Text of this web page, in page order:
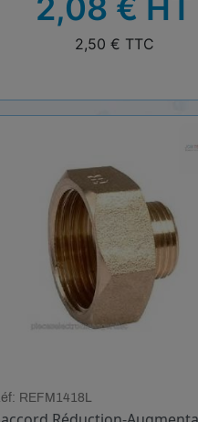
2,08 € HT
2,50 € TTC
REFM1418L